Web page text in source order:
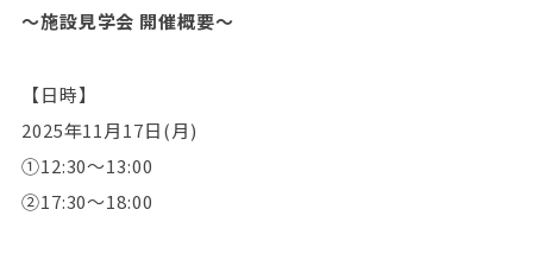
～施設見学会 開催概要～
【日時】
2025年11月17日(月)
①12:30～13:00
②17:30～18:00